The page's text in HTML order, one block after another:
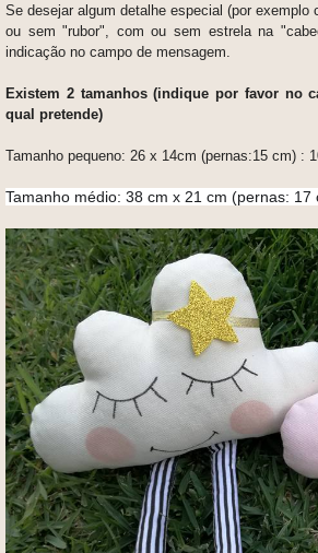
Se desejar algum detalhe especial (por
ou sem "rubor", com ou sem estrela na
indicação no campo de mensagem.
Existem 2 tamanhos (indique por favor no
qual pretende)
Tamanho pequeno: 26 x 14cm (pernas:15 cm) :
Tamanho médio: 38 cm x 21 cm (pernas: 17